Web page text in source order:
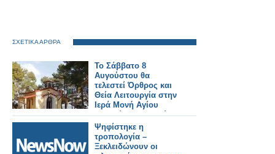
ΣΧΕΤΙΚΑ ΑΡΘΡΑ
Το Σάββατο 8
Αυγούστου θα
τελεστεί Όρθρος και
Θεία Λειτουργία στην
Ιερά Μονή Αγίου
Γεωργίου Αστακού
στις 07:00 το πρωί.
Ψηφίστηκε η
τροπολογία –
Ξεκλειδώνουν οι